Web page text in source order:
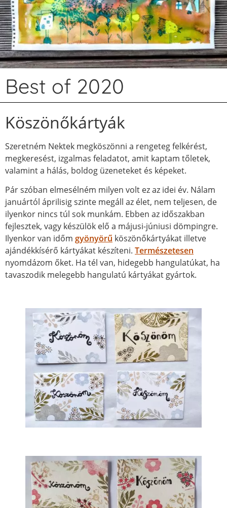
Best of 2020
Köszönőkártyák
Szeretném Nektek megköszönni a rengeteg felkérést,
megkeresést, izgalmas feladatot, amit kaptam tőletek,
valamint a hálás, boldog üzeneteket és képeket.
Pár szóban elmesélném milyen volt ez az idei év. Nálam
januártól áprilisig szinte megáll az élet, nem teljesen, de
ilyenkor nincs túl sok munkám. Ebben az időszakban
fejlesztek, vagy készülök elő a májusi-júniusi dömpingre.
Ilyenkor van időm gyönyörű köszönőkártyákat illetve
ajándékkísérő kártyákat készíteni. Természetesen
nyomdázom őket. Ha tél van, hidegebb hangulatúkat, ha
tavaszodik melegebb hangulatú kártyákat gyártok.